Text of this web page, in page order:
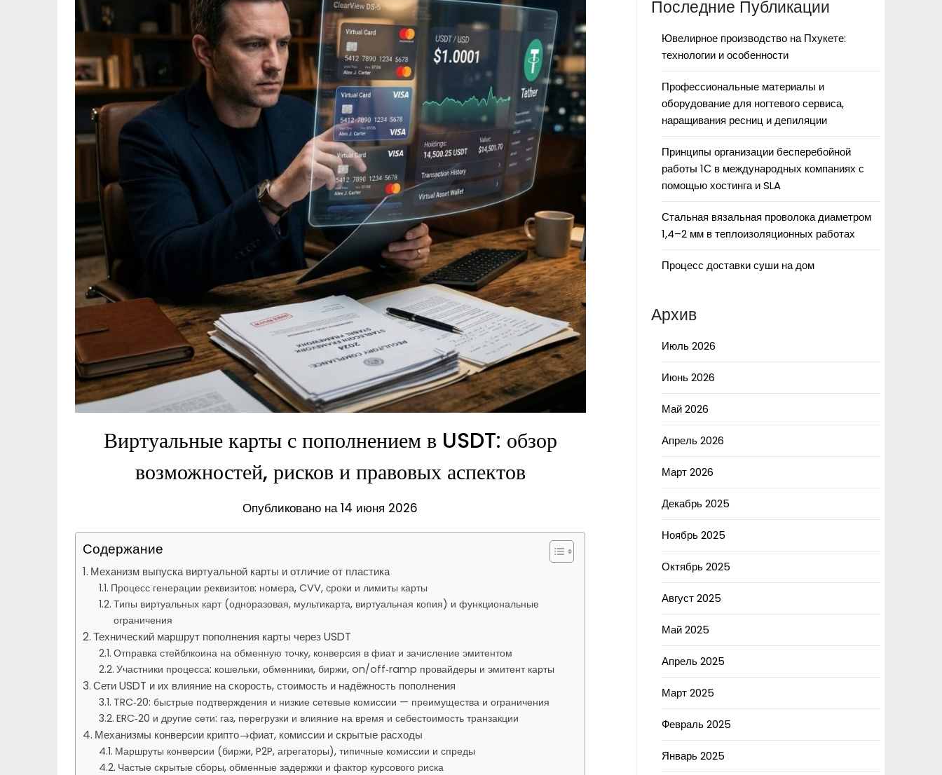
Виртуальные карты с пополнением в USDT: обзор
возможностей, рисков и правовых аспектов
Опубликовано на 14 июня 2026
Содержание
Механизм выпуска виртуальной карты и отличие от пластика
Процесс генерации реквизитов: номера, CVV, сроки и лимиты карты
Типы виртуальных карт (одноразовая, мультикарта, виртуальная копия) и функциональные
ограничения
Технический маршрут пополнения карты через USDT
Отправка стейблкоина на обменную точку, конверсия в фиат и зачисление эмитентом
Участники процесса: кошельки, обменники, биржи, on/off‑ramp провайдеры и эмитент карты
Сети USDT и их влияние на скорость, стоимость и надёжность пополнения
TRC‑20: быстрые подтверждения и низкие сетевые комиссии — преимущества и ограничения
ERC‑20 и другие сети: газ, перегрузки и влияние на время и себестоимость транзакции
Механизмы конверсии крипто→фиат, комиссии и скрытые расходы
Маршруты конверсии (биржи, P2P, агрегаторы), типичные комиссии и спреды
Частые скрытые сборы, обменные задержки и фактор курсового риска
Последние Публикации
Ювелирное производство на Пхукете:
технологии и особенности
Профессиональные материалы и
оборудование для ногтевого сервиса,
наращивания ресниц и депиляции
Принципы организации бесперебойной
работы 1С в международных компаниях с
помощью хостинга и SLA
Стальная вязальная проволока диаметром
1,4–2 мм в теплоизоляционных работах
Процесс доставки суши на дом
Архив
Июль 2026
Июнь 2026
Май 2026
Апрель 2026
Март 2026
Декабрь 2025
Ноябрь 2025
Октябрь 2025
Август 2025
Май 2025
Апрель 2025
Март 2025
Февраль 2025
Январь 2025